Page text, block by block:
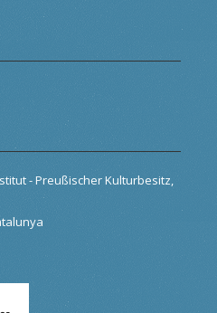
- Preußischer Kulturbesitz,